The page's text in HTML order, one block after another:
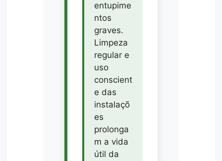
entupime
ntos
graves.
Limpeza
regular e
uso
conscient
e das
instalaçõ
es
prolonga
m a vida
útil da